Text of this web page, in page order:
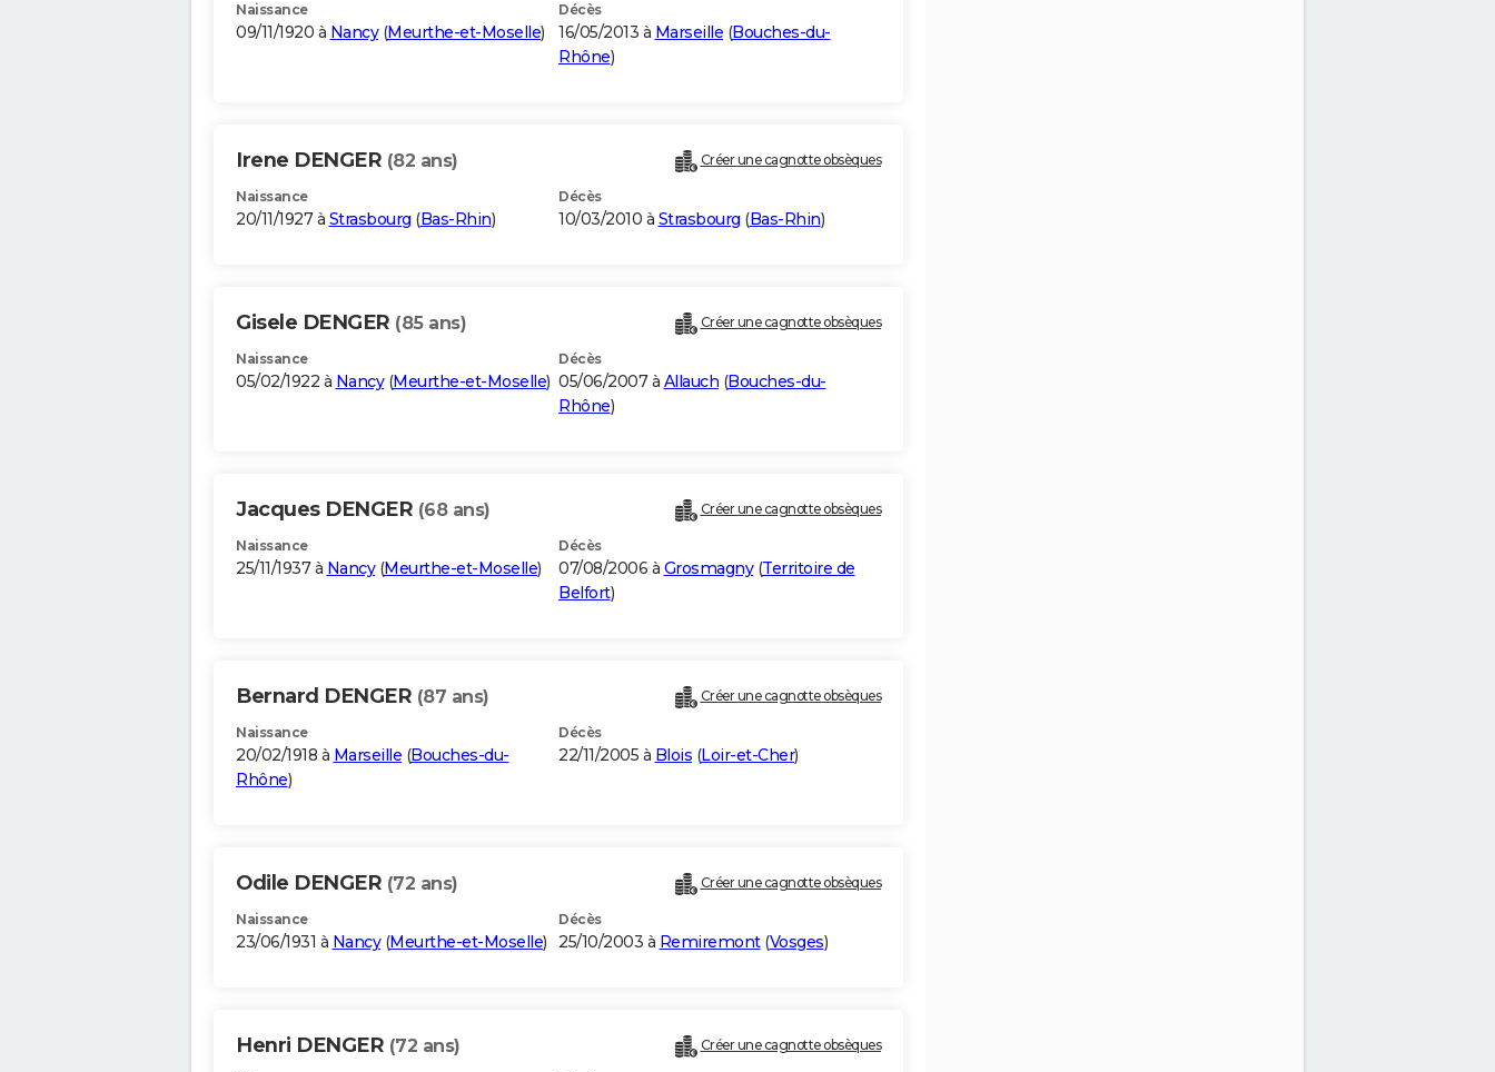
Naissance
09/11/1920 à Nancy(Meurthe-et-Moselle)
Décès
16/05/2013 à Marseille (Bouches-du-
Rhône)
Irene DENGER (82 ans) Créer une cagnotte obsèques
Naissance
20/11/1927 à Strasbourg (Bas-Rhin)
Décès
10/03/2010 à Strasbourg (Bas-Rhin)
Gisele DENGER (85 ans) Créer une cagnotte obsèques
Naissance
05/02/1922 à Nancy(Meurthe-et-Moselle)
Décès
05/06/2007 à Allauch (Bouches-du-
Rhône)
Jacques DENGER (68 ans) Créer une cagnotte obsèques
Naissance
25/11/1937 à Nancy(Meurthe-et-Moselle)
Décès
07/08/2006 à Grosmagny(Territoire de
Belfort)
Bernard DENGER (87 ans) Créer une cagnotte obsèques
Naissance
20/02/1918 à Marseille (Bouches-du-
Rhône)
Décès
22/11/2005 à Blois (Loir-et-Cher)
Odile DENGER (72 ans) Créer une cagnotte obsèques
Naissance
23/06/1931 à Nancy(Meurthe-et-Moselle)
Décès
25/10/2003 à Remiremont(Vosges)
Henri DENGER (72 ans) Créer une cagnotte obsèques